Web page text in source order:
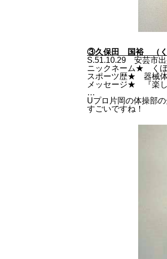
③久保田 国裕 （く
S.51.10.29 安芸市
ニックネーム★ く
スポーツ歴★ 器械
メッセージ★ 『楽し
…
Uプロ片岡の体操部
すごいですね！